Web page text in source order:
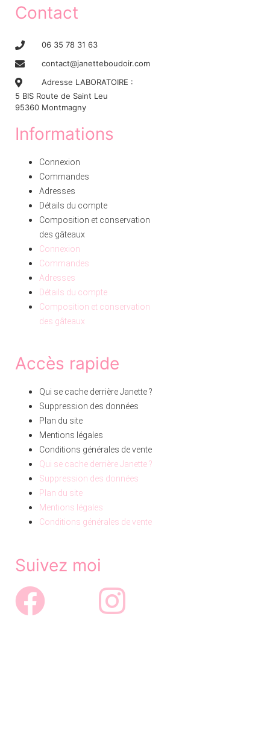
Contact
06 35 78 31 63
contact@janetteboudoir.com
Adresse LABORATOIRE :
5 BIS Route de Saint Leu
95360 Montmagny
Informations
Connexion
Commandes
Adresses
Détails du compte
Composition et conservation
des gâteaux
Connexion
Commandes
Adresses
Détails du compte
Composition et conservation
des gâteaux
Accès rapide
Qui se cache derrière Janette ?
Suppression des données
Plan du site
Mentions légales
Conditions générales de vente
Qui se cache derrière Janette ?
Suppression des données
Plan du site
Mentions légales
Conditions générales de vente
Suivez moi